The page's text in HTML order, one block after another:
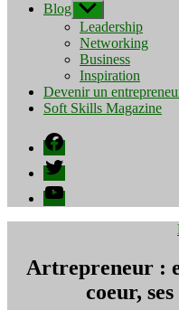
Blog Afficher
le
sous-
menu
Leadership
Networking
Business
Inspiration
Devenir un
Soft Skills Magazine
Facebook
Twitter
YouTube
Artrepreneur :
coeur,